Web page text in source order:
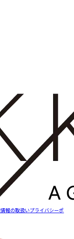
報の取扱いプライバシーポ